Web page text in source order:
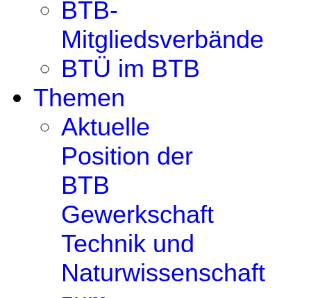
BTB-
Mitgliedsverbände
BTÜ im BTB
Themen
Aktuelle
Position der
BTB
Gewerkschaft
Technik und
Naturwissenschaft